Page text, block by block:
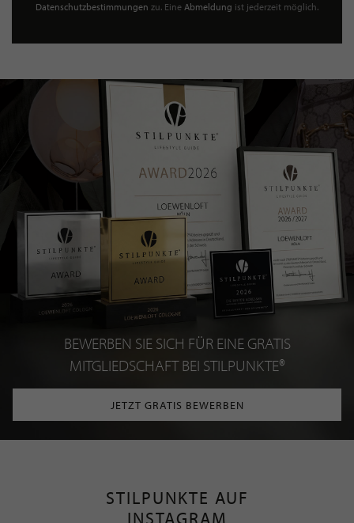
Datenschutzbestimmungen zu. Eine Abmeldung ist jederzeit möglich.
BEWERBEN SIE SICH FÜR EINE GRATIS
MITGLIEDSCHAFT BEI STILPUNKTE®
JETZT GRATIS BEWERBEN
STILPUNKTE AUF